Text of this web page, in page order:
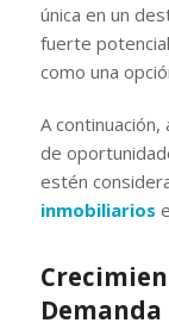
única en un
fuerte
como una
A
de
estén
inmobiliarios
Demanda